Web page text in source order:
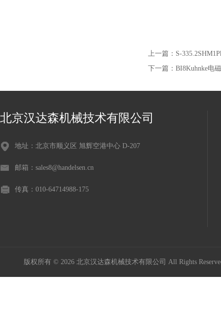
上一篇： S-
下一篇： BI8Kuhnke电
北京汉达森机械技术有限公司
地址：北京市顺义区 旭辉空港中心 D-207
邮箱：sales8@handelsen.cn
传真：010-64714988-175
版权所有 © 2026 北京汉达森机械技术有限公司 All Rights